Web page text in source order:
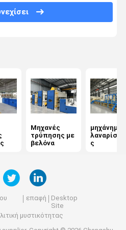
υφασμάτων
σύνδεσης
Μηχανές
τρύπησης με
βελόνα
μηχάνημα
ς
επαφή
Desktop
Site
μυστικότητας